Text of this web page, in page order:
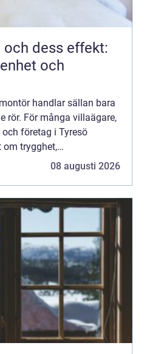
dess effekt:
och
handlar sällan bara
rör. För många villaägare,
företag i Tyresö
om trygghet,
slippa dyra akuta08 augusti 2026